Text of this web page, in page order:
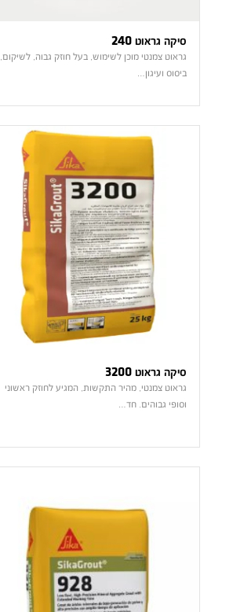
סיקה גראוט 240
גראוט צמנטי מוכן לשימוש, בעל חוזק גבוה, לשיקום,
ביסוס ועיגון…
סיקה גראוט 3200
גראוט צמנטי, מהיר התקשות, המגיע לחוזק ראשוני
וסופי גבוהים. חד…